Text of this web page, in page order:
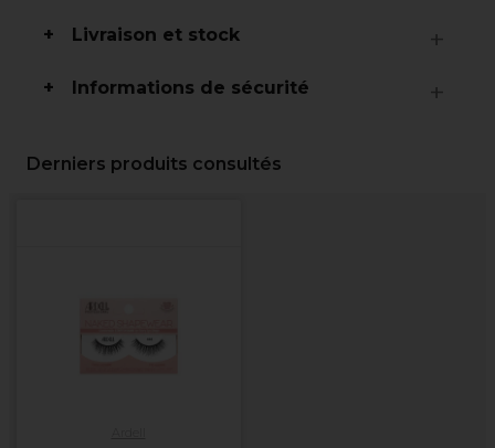
Livraison et stock
Informations de sécurité
Derniers produits consultés